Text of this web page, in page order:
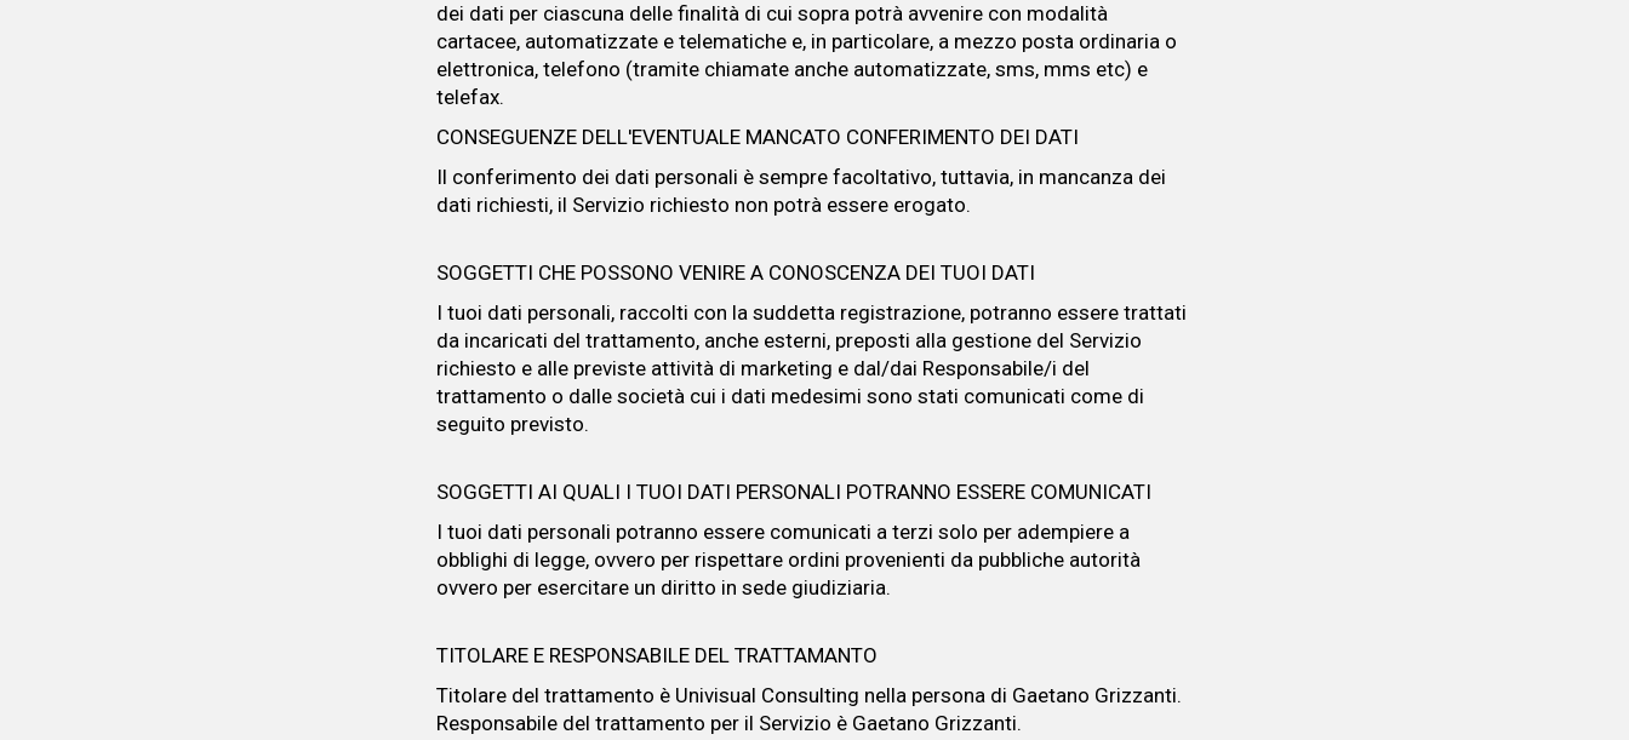
dei dati per ciascuna delle finalità di cui sopra potrà avvenire con modalità
cartacee, automatizzate e telematiche e, in particolare, a mezzo posta ordinaria o
elettronica, telefono (tramite chiamate anche automatizzate, sms, mms etc) e
telefax.
CONSEGUENZE DELL'EVENTUALE MANCATO CONFERIMENTO DEI DATI
Il conferimento dei dati personali è sempre facoltativo, tuttavia, in mancanza dei
dati richiesti, il Servizio richiesto non potrà essere erogato.
SOGGETTI CHE POSSONO VENIRE A CONOSCENZA DEI TUOI DATI
I tuoi dati personali, raccolti con la suddetta registrazione, potranno essere trattati
da incaricati del trattamento, anche esterni, preposti alla gestione del Servizio
richiesto e alle previste attività di marketing e dal/dai Responsabile/i del
trattamento o dalle società cui i dati medesimi sono stati comunicati come di
seguito previsto.
SOGGETTI AI QUALI I TUOI DATI PERSONALI POTRANNO ESSERE COMUNICATI
I tuoi dati personali potranno essere comunicati a terzi solo per adempiere a
obblighi di legge, ovvero per rispettare ordini provenienti da pubbliche autorità
ovvero per esercitare un diritto in sede giudiziaria.
TITOLARE E RESPONSABILE DEL TRATTAMANTO
Titolare del trattamento è Univisual Consulting nella persona di Gaetano Grizzanti.
Responsabile del trattamento per il Servizio è Gaetano Grizzanti.